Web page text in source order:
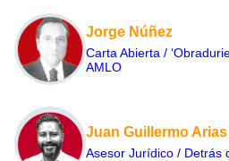
Jorge Núñez
Carta Abierta /
AMLO
Juan Guillermo Arias
Asesor Jurídico / Detrás